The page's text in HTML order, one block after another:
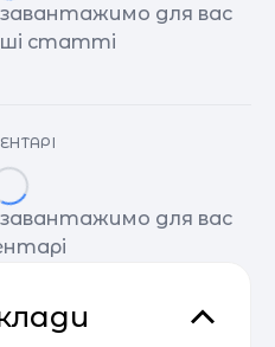
для вас
статті
для вас